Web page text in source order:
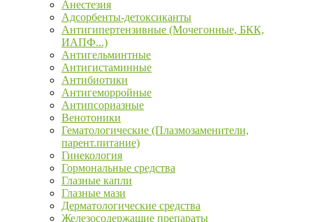
Анестезия
Адсорбенты-детоксиканты
Антигипертензивные (Мочегонные, БКК,
ИАПФ...)
Антигельминтные
Антигистаминные
Антибиотики
Антигеморройные
Антипсориазные
Венотоники
Гематологические (Плазмозаменители,
парент.питание)
Гинекология
Гормональные средства
Глазные капли
Глазные мази
Дерматологические средства
Железосодержащие препараты